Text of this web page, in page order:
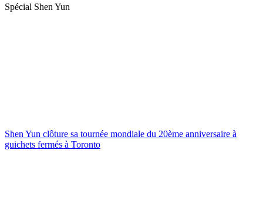
Spécial Shen Yun
Shen Yun clôture sa tournée mondiale du 20ème anniversaire à
guichets fermés à Toronto